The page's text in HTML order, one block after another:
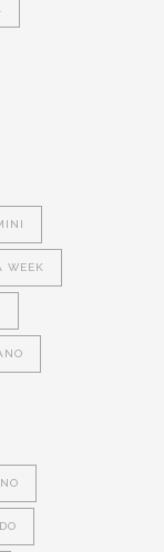
WEEK